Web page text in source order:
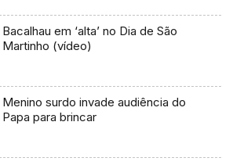
Bacalhau em ‘alta’ no Dia de São
Martinho (vídeo)
Menino surdo invade audiência do
Papa para brincar